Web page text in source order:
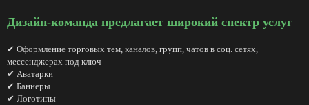
Дизайн-команда предлагает широкий спектр услуг
✔ Оформление торговых тем, каналов, групп, чатов в соц. сетях,
мессенджерах под ключ
✔ Аватарки
✔ Баннеры
✔ Логотипы